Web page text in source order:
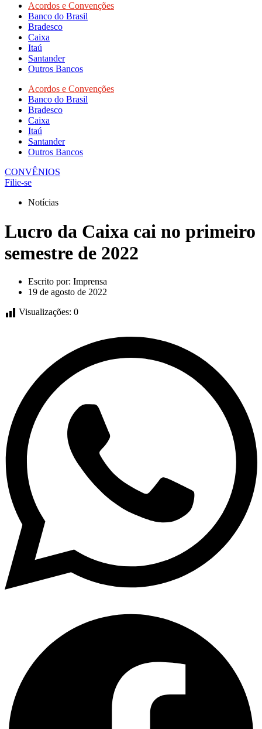
Acordos e Convenções
Banco do Brasil
Bradesco
Caixa
Itaú
Santander
Outros Bancos
Acordos e Convenções
Banco do Brasil
Bradesco
Caixa
Itaú
Santander
Outros Bancos
CONVÊNIOS
Filie-se
Notícias
Lucro da Caixa cai no primeiro
semestre de 2022
Escrito por: Imprensa
19 de agosto de 2022
Visualizações: 0